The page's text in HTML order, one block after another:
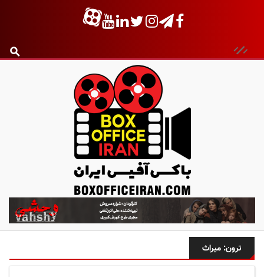
ب
ا
ک
آ
ترون: میراث